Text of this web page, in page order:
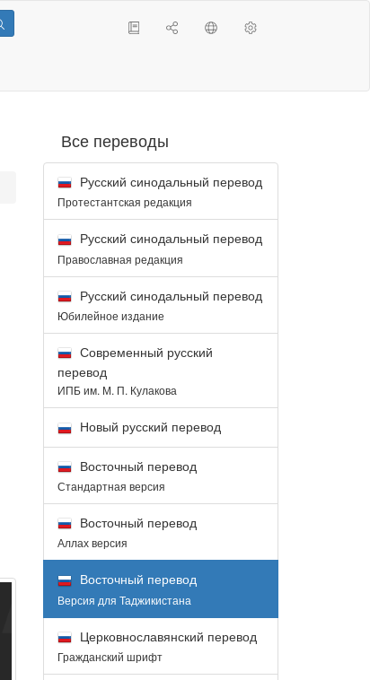
Все переводы
Русский синодальный перевод
Протестантская редакция
Русский синодальный перевод
Православная редакция
Русский синодальный перевод
Юбилейное издание
Современный русский
перевод
ИПБ им. М. П. Кулакова
Новый русский перевод
Восточный перевод
Стандартная версия
Восточный перевод
Аллах версия
Восточный перевод
Версия для Таджикистана
Церковнославянский перевод
Гражданский шрифт